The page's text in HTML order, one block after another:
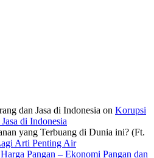
dan Jasa di Indonesia on Korupsi
di Indonesia
yang Terbuang di Dunia ini? (Ft.
Arti Penting Air
Pangan – Ekonomi Pangan dan